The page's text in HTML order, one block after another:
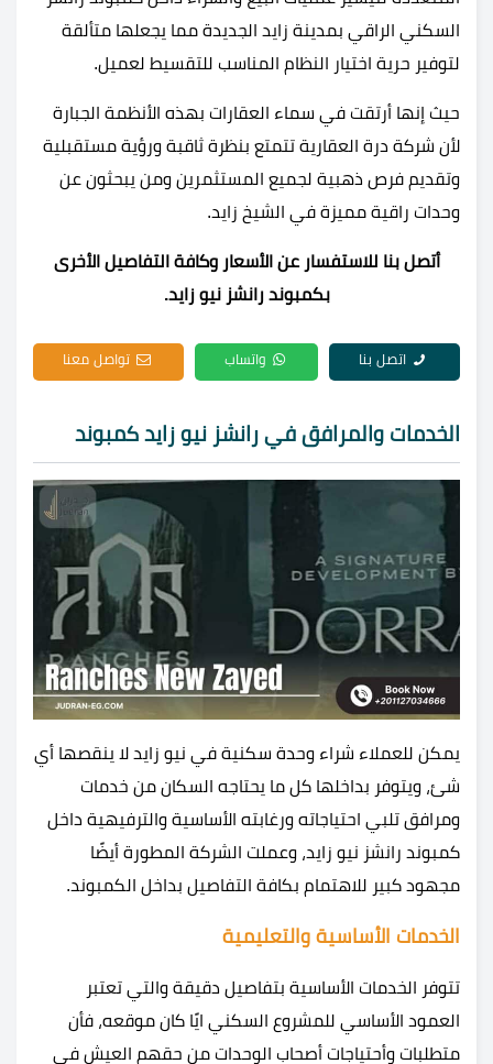
السكني الراقي بمدينة زايد الجديدة مما يجعلها متألقة
لتوفير حرية اختيار النظام المناسب للتقسيط لعميل.
حيث إنها أرتقت في سماء العقارات بهذه الأنظمة الجبارة
لأن شركة درة العقارية تتمتع بنظرة ثاقبة ورؤية مستقبلية
وتقديم فرص ذهبية لجميع المستثمرين ومن يبحثون عن
وحدات راقية مميزة في الشيخ زايد.
أتصل بنا للاستفسار عن الأسعار وكافة التفاصيل الأخرى
بكمبوند رانشز نيو زايد.
اتصل بنا واتساب تواصل معنا
الخدمات والمرافق في رانشز نيو زايد كمبوند
يمكن للعملاء شراء وحدة سكنية في نيو زايد لا ينقصها أي
شئ، ويتوفر بداخلها كل ما يحتاجه السكان من خدمات
ومرافق تلبي احتياجاته ورغابته الأساسية والترفيهية داخل
كمبوند رانشز نيو زايد، وعملت الشركة المطورة أيضًا
مجهود كبير للاهتمام بكافة التفاصيل بداخل الكمبوند.
الخدمات الأساسية والتعليمية
تتوفر الخدمات الأساسية بتفاصيل دقيقة والتي تعتبر
العمود الأساسي للمشروع السكني ايًا كان موقعه، فأن
متطلبات وأحتياجات أصحاب الوحدات من حقهم العيش في